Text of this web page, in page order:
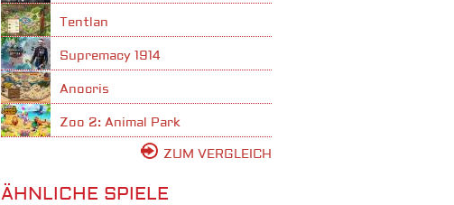
Tentlan
Supremacy 1914
Anocris
Zoo 2: Animal Park
ZUM VERGLEICH
ÄHNLICHE SPIELE